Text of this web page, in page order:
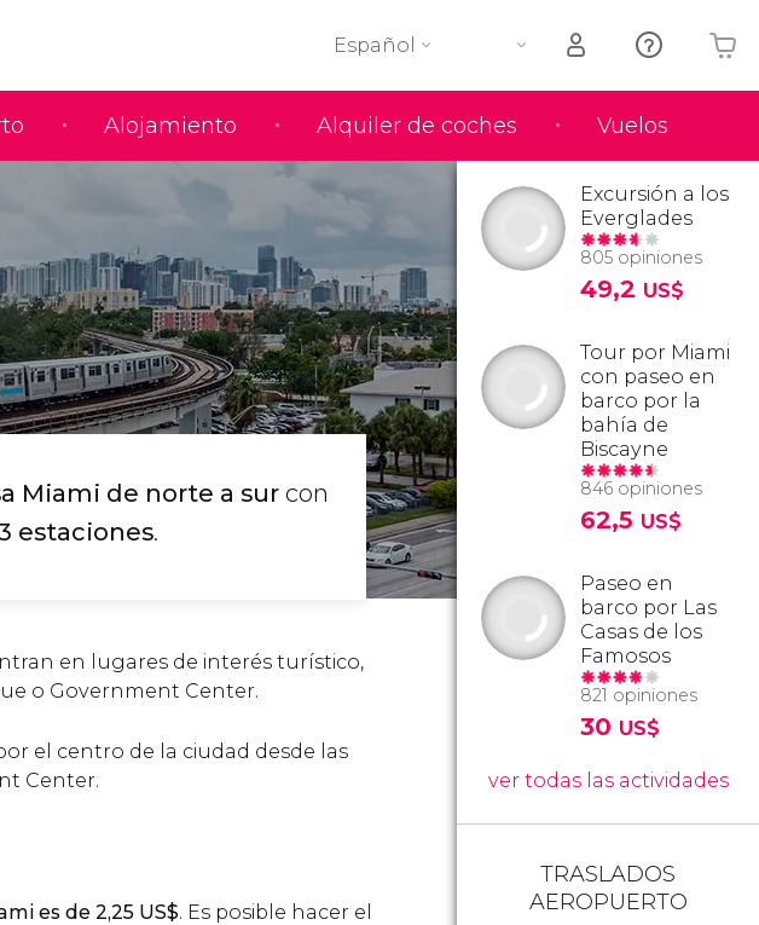
Alojamiento Alquiler de coches Vuelos
Español
Tu carrito está vacío
Miami de norte a sur con
estaciones.
en lugares de interés turístico,
o Government Center.
el centro de la ciudad desde las
Center.
es de 2,25 US$. Es posible hacer el
Excursión a los
Everglades
805 opiniones
49,2 US$
Tour por Miami
con paseo en
barco por la
bahía de
Biscayne
846 opiniones
62,5 US$
Paseo en
barco por Las
Casas de los
Famosos
821 opiniones
30 US$
ver todas las actividades
TRASLADOS
AEROPUERTO